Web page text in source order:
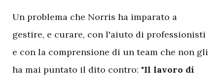
Un problema che Norris ha imparato a
gestire, e curare, con l'aiuto di professionisti
e con la comprensione di un team che non gli
ha mai puntato il dito contro: "Il lavoro di